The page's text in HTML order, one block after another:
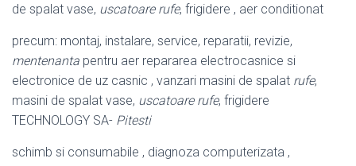
de spalat vase, uscatoare rufe, frigidere , aer conditionat
precum: montaj, instalare, service, reparatii, revizie,
mentenanta pentru aer repararea electrocasnice si
electronice de uz casnic , vanzari masini de spalat rufe,
masini de spalat vase, uscatoare rufe, frigidere
TECHNOLOGY SA- Pitesti
schimb si consumabile , diagnoza computerizata ,